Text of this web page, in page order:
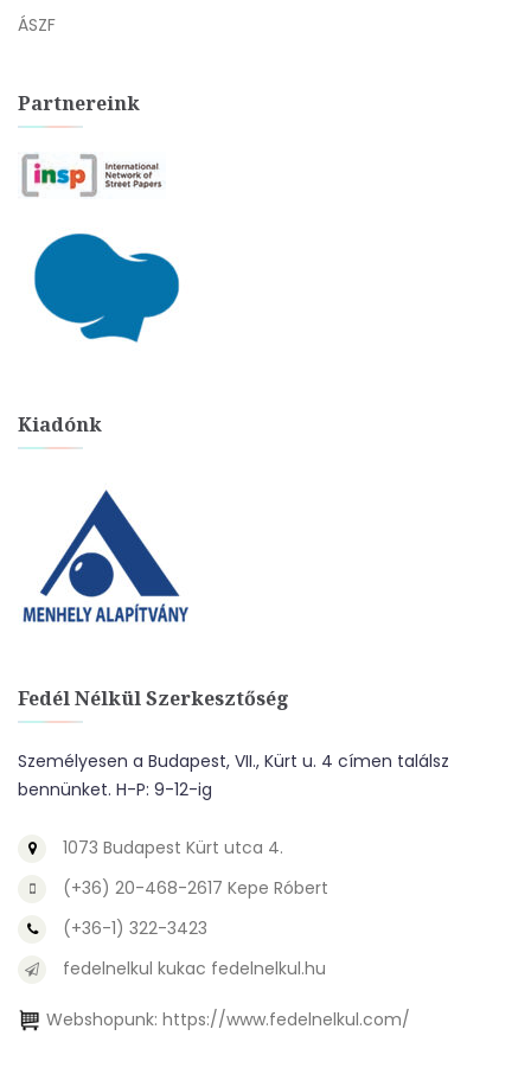
ÁSZF
Partnereink
Kiadónk
Fedél Nélkül Szerkesztőség
Személyesen a Budapest, VII., Kürt u. 4 címen találsz
bennünket. H-P: 9-12-ig
1073 Budapest Kürt utca 4.
(+36) 20-468-2617 Kepe Róbert
(+36-1) 322-3423
fedelnelkul kukac fedelnelkul.hu
Webshopunk: https://www.fedelnelkul.com/